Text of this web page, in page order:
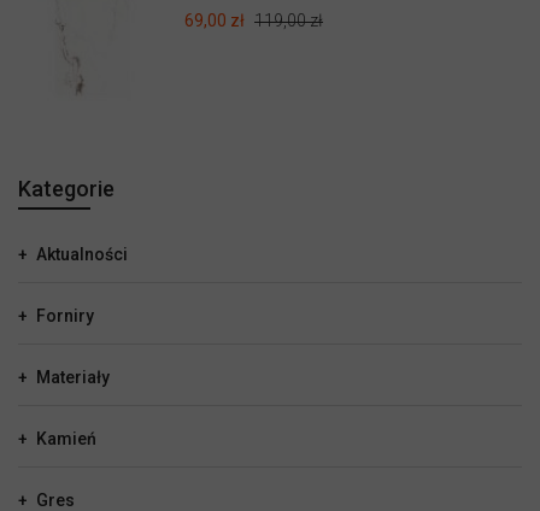
69,00 zł 119,00 zł
Kategorie
Aktualności
Forniry
Materiały
Kamień
Gres